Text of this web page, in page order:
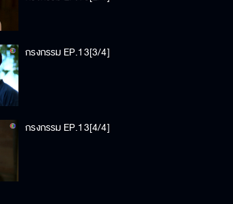
กรงกรรม EP.13[3/4]
กรงกรรม EP.13[4/4]